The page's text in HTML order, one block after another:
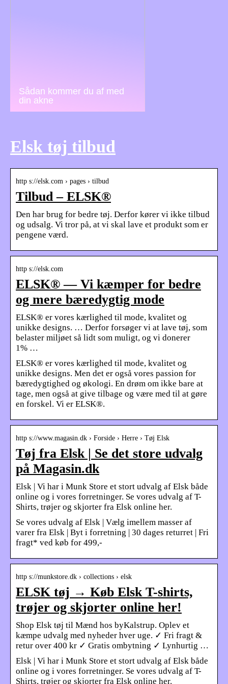
Sådan kommer du af med
din akne
Elsk tøj tilbud
http s://elsk.com › pages › tilbud
Tilbud – ELSK®
Den har brug for bedre tøj. Derfor kører vi ikke tilbud
og udsalg. Vi tror på, at vi skal lave et produkt som er
pengene værd.
http s://elsk.com
ELSK® — Vi kæmper for bedre
og mere bæredygtig mode
ELSK® er vores kærlighed til mode, kvalitet og
unikke designs. … Derfor forsøger vi at lave tøj, som
belaster miljøet så lidt som muligt, og vi donerer
1% …
ELSK® er vores kærlighed til mode, kvalitet og
unikke designs. Men det er også vores passion for
bæredygtighed og økologi. En drøm om ikke bare at
tage, men også at give tilbage og være med til at gøre
en forskel. Vi er ELSK®.
http s://www.magasin.dk › Forside › Herre › Tøj Elsk
Tøj fra Elsk | Se det store udvalg
på Magasin.dk
Elsk | Vi har i Munk Store et stort udvalg af Elsk både
online og i vores forretninger. Se vores udvalg af T-
Shirts, trøjer og skjorter fra Elsk online her.
Se vores udvalg af Elsk | Vælg imellem masser af
varer fra Elsk | Byt i forretning | 30 dages returret | Fri
fragt* ved køb for 499,-
http s://munkstore.dk › collections › elsk
ELSK tøj → Køb Elsk T-shirts,
trøjer og skjorter online her!
Shop Elsk tøj til Mænd hos byKalstrup. Oplev et
kæmpe udvalg med nyheder hver uge. ✓ Fri fragt &
retur over 400 kr ✓ Gratis ombytning ✓ Lynhurtig …
Elsk | Vi har i Munk Store et stort udvalg af Elsk både
online og i vores forretninger. Se vores udvalg af T-
Shirts, trøjer og skjorter fra Elsk online her.